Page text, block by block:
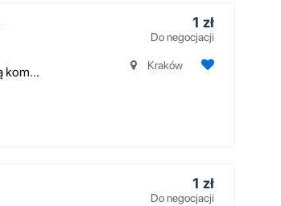
Kuchnie węglowe, na drewno, na pellety (także z zamkniętą komorą spalani...
1 zł
Do negocjacji
Kraków
1 zł
Do negocjacji